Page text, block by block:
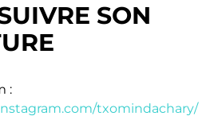
SON
:
txomindachary/